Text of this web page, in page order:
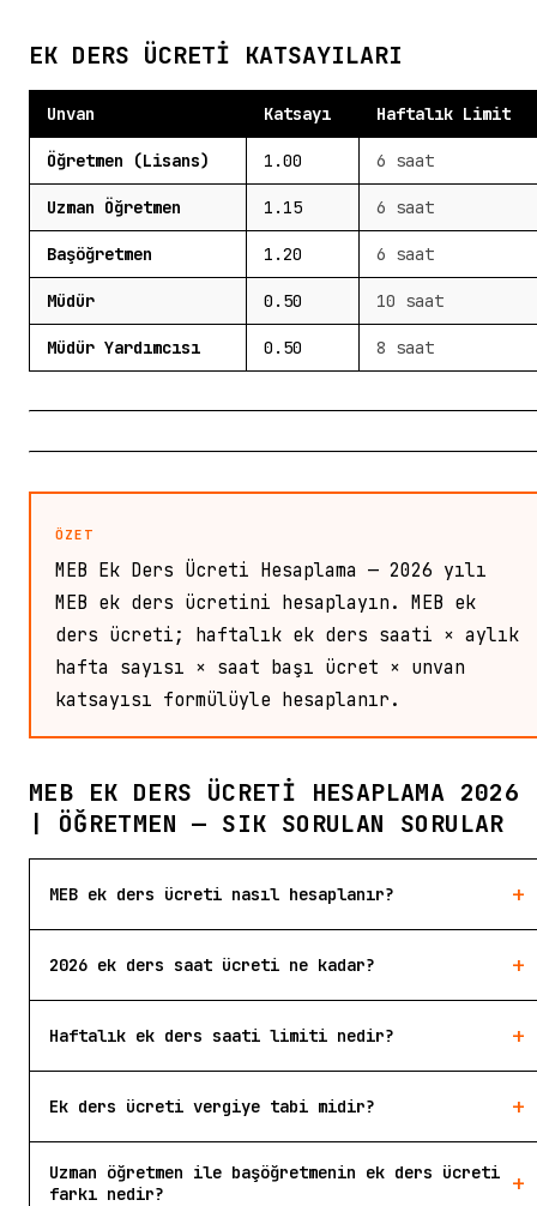
EK DERS ÜCRETI KATSAYILARI
Unvan Katsayı Haftalık Limit
Öğretmen (Lisans) 1.00 6 saat
Uzman Öğretmen 1.15 6 saat
Başöğretmen 1.20 6 saat
Müdür 0.50 10 saat
Müdür Yardımcısı 0.50 8 saat
ÖZET
MEB Ek Ders Ücreti Hesaplama — 2026 yılı
MEB ek ders ücretini hesaplayın. MEB ek
ders ücreti; haftalık ek ders saati × aylık
hafta sayısı × saat başı ücret × unvan
katsayısı formülüyle hesaplanır.
MEB EK DERS ÜCRETI HESAPLAMA 2026
| ÖĞRETMEN — SIK SORULAN SORULAR
MEB ek ders ücreti nasıl hesaplanır? +
2026 ek ders saat ücreti ne kadar? +
Haftalık ek ders saati limiti nedir? +
Ek ders ücreti vergiye tabi midir? +
Uzman öğretmen ile başöğretmenin ek ders ücreti
farkı nedir?
+